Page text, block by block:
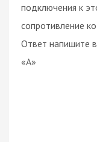
подключения к
сопротивление
Ответ напишите
«A»